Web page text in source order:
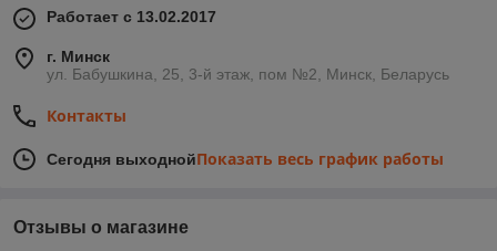
Работает с 13.02.2017
г. Минск
ул. Бабушкина, 25, 3-й этаж, пом №2, Минск, Беларусь
Контакты
Сегодня выходнойПоказать весь график работы
Отзывы о магазине